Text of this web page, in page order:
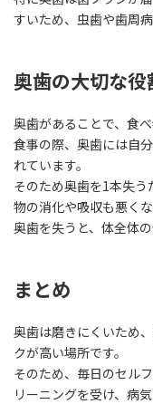
すいため、虫歯や歯周
奥歯の大切な役
奥歯があることで、食
食事の際、奥歯には自
れています。
そのため奥歯を1本失
物の消化や吸収も悪くな
奥歯を失うと、体全体
まとめ
奥歯は磨きにくいため
クが高い場所です。
そのため、毎日のセル
リーニングを受け、病